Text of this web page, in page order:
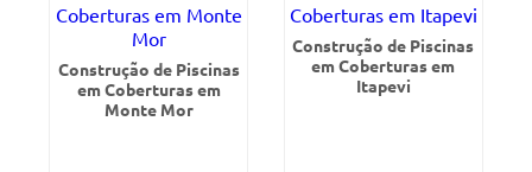
Construção de Piscinas
em Coberturas em
Monte Mor
Construção de Piscinas
em Coberturas em
Itapevi